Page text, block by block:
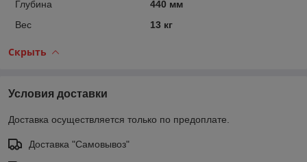
Глубина
440 мм
Вес
13 кг
Скрыть
Условия доставки
Доставка осуществляется только по предоплате.
Доставка "Самовывоз"